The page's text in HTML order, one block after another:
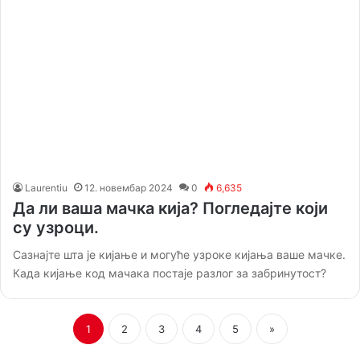
Laurentiu 12. новембар 2024 0 6,635
Да ли ваша мачка кија? Погледајте који
су узроци.
Сазнајте шта је кијање и могуће узроке кијања ваше мачке.
Када кијање код мачака постаје разлог за забринутост?
1 2 3 4 5 »